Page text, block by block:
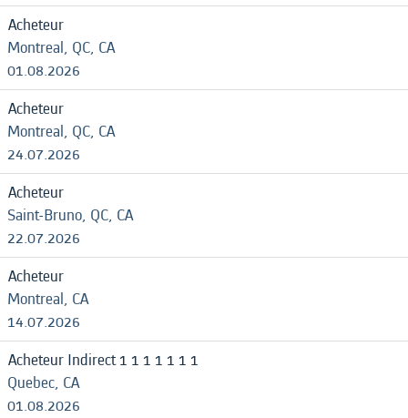
Acheteur
Montreal, QC, CA
01.08.2026
Acheteur
Montreal, QC, CA
24.07.2026
Acheteur
Saint-Bruno, QC, CA
22.07.2026
Acheteur
Montreal, CA
14.07.2026
Acheteur Indirect 1 1 1 1 1 1 1
Quebec, CA
01.08.2026